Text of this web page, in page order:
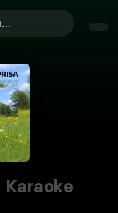
Karaoke